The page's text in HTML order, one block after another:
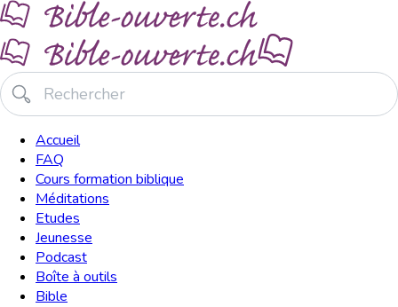
Accueil
FAQ
Cours formation biblique
Méditations
Etudes
Jeunesse
Podcast
Boîte à outils
Bible